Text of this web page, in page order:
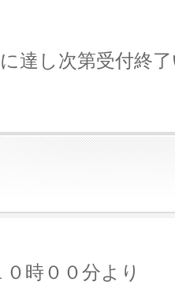
達し次第受付終
時００分より